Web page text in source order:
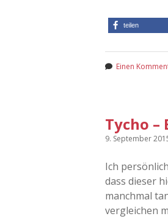
teilen
Einen
Tycho –
9. September
Ich
dass dieser
manchmal
vergleichen